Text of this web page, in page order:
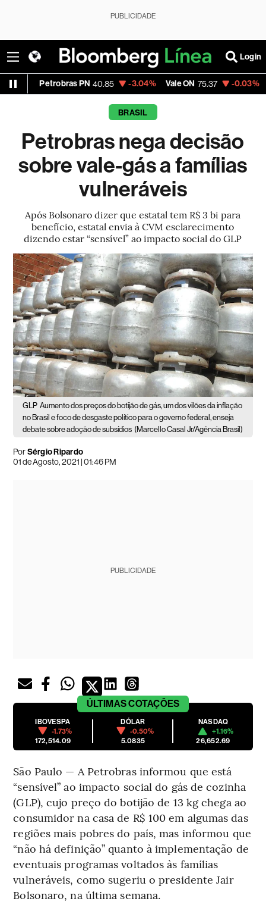
PUBLICIDADE
Login
PN 40.85 -3.04% Vale ON 75.37 -0.03% Itaú PN
BRASIL
Petrobras nega decisão
sobre vale-gás a famílias
vulneráveis
Após Bolsonaro dizer que estatal tem R$ 3 bi para
benefício, estatal envia à CVM esclarecimento
dizendo estar “sensível” ao impacto social do GLP
GLP Aumento dos preços do botijão de gás, um dos vilões da inflação
no Brasil e foco de desgaste político para o governo federal, enseja
debate sobre adoção de subsídios (Marcello Casal Jr/Agência Brasil)
PorSérgio Ripardo
01 de Agosto, 2021 | 01:46 PM
PUBLICIDADE
ÚLTIMASCOTAÇÕES
IBOVESPA
-1.73%
172,514.09
DÓLAR
-0.50%
5.0835
NASDAQ
+1.16%
26,652.69
São Paulo — A Petrobras informou que está
“sensível” ao impacto social do gás de cozinha
(GLP), cujo preço do botijão de 13 kg chega ao
consumidor na casa de R$ 100 em algumas das
regiões mais pobres do país, mas informou que
“não há definição” quanto à implementação de
eventuais programas voltados às famílias
vulneráveis, como sugeriu o presidente Jair
Bolsonaro, na última semana.